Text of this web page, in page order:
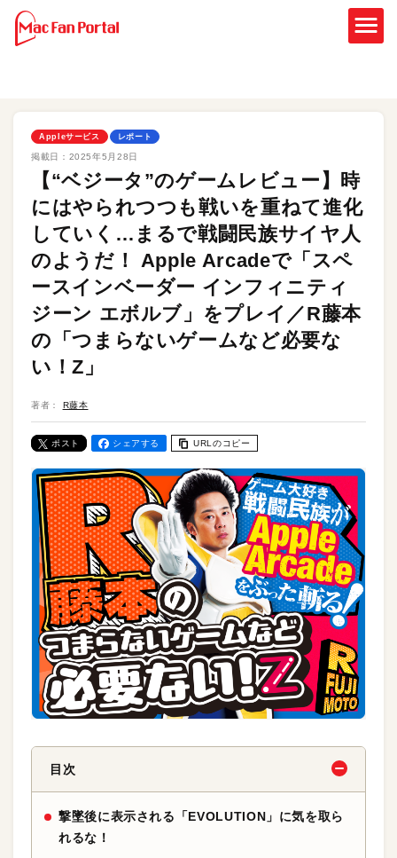
Appleサービス レポート
掲載日： 2025年5月28日
【“ベジータ”のゲームレビュー】時
にはやられつつも戦いを重ねて進化
していく…まるで戦闘民族サイヤ人
のようだ！ Apple Arcadeで「スペ
ースインベーダー インフィニティ
ジーン エボルブ」をプレイ／R藤本
の「つまらないゲームなど必要な
い！Z」
著者： R藤本
ポスト シェアする URLのコピー
目次
撃墜後に表示される「EVOLUTION」に気を取ら
れるな！